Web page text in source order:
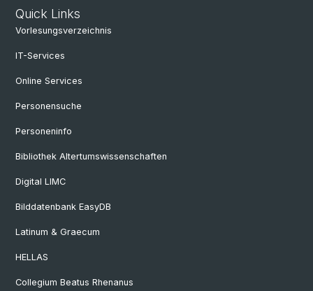
Quick Links
Vorlesungsverzeichnis
IT-Services
Online Services
Personensuche
Personeninfo
Bibliothek Altertumswissenschaften
Digital LIMC
Bilddatenbank EasyDB
Latinum & Graecum
HELLAS
Collegium Beatus Rhenanus